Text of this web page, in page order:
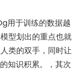
用于训练的数据越
型划出的重点也就
类的双手，同时让
知识积累。，其次